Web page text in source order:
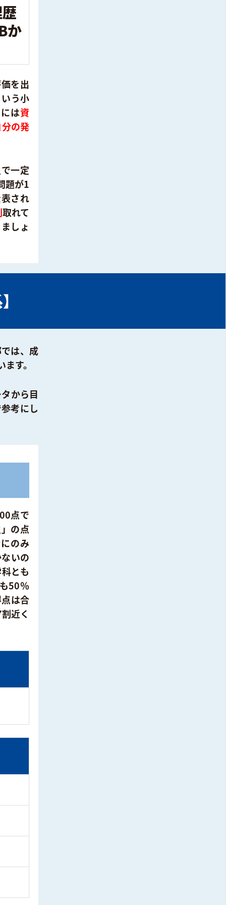
か
を出
う小
は資
の発
一定
題が1
され
取れて
しょ
は、成
す。
から目
考にし
点で
の点
のみ
いの
とも
50％
は合
近く